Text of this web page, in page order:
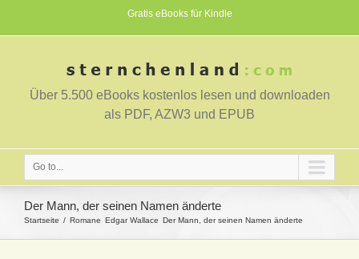
Gratis eBooks für Kindle
Über 5.500 eBooks kostenlos lesen und downloaden
als PDF, AZW3 und EPUB
Go to...
Der Mann, der seinen Namen änderte
Startseite Romane Edgar Wallace Der Mann, der seinen Namen änderte